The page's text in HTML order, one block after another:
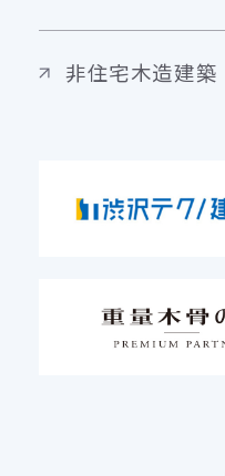
非住宅木造建築